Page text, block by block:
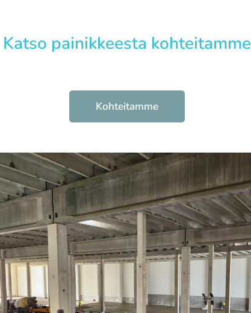
Katso painikkeesta kohteitamme
Kohteitamme